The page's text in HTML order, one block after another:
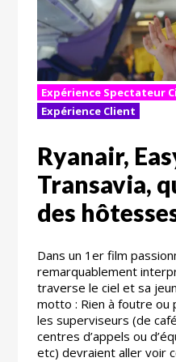
Expérience Spectateur
Expérience Client
Ryanair,
Transavia,
des
Dans un 1er film
remarquablement
traverse le ciel et sa
motto : Rien à foutre ou
les superviseurs (de
centres d’appels ou
etc) devraient aller voir